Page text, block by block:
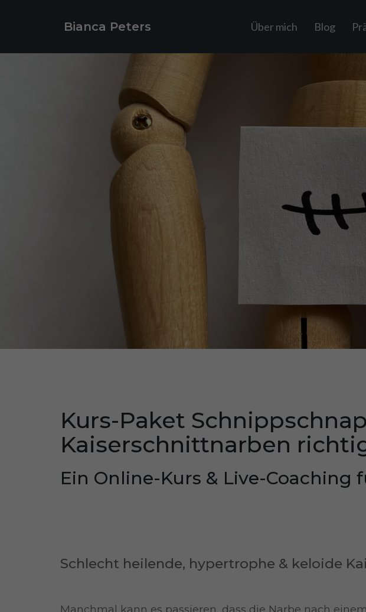
Bianca Peters Über mich Blog
Kurs-Paket
Kaiserschnittnarben
Ein Online-Kurs & Live-
Schlecht heilende, hypertrophe & keloide